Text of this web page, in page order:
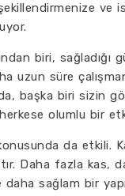
ve
biri, sağladığı
uzun süre
başka biri sizin
olumlu bir
da etkili.
Daha fazla kas,
daha sağlam bir